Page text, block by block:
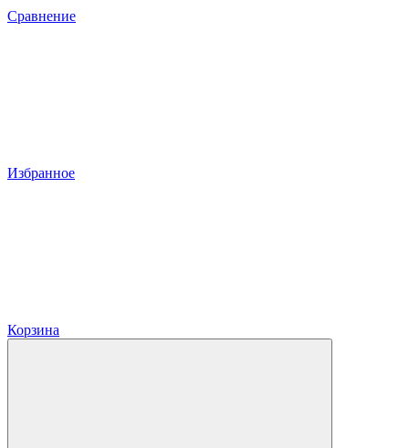
Сравнение
Избранное
Корзина